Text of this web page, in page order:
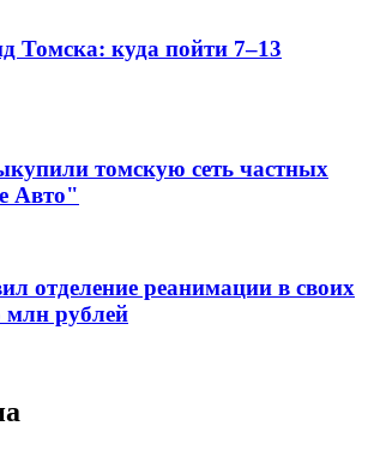
Томска: куда пойти 7–13
томскую сеть частных
Авто"
отделение реанимации в своих
млн рублей